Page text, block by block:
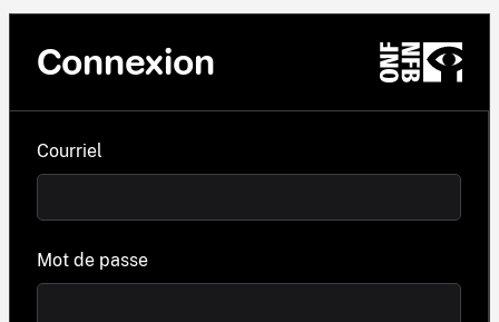
Connexion
Courriel
Mot de passe